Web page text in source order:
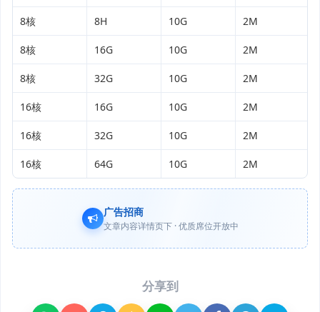
8核 8H 10G 2M
8核 16G 10G 2M
8核 32G 10G 2M
16核 16G 10G 2M
16核 32G 10G 2M
16核 64G 10G 2M
广告招商
文章内容详情页下 · 优质席位开放中
分享到